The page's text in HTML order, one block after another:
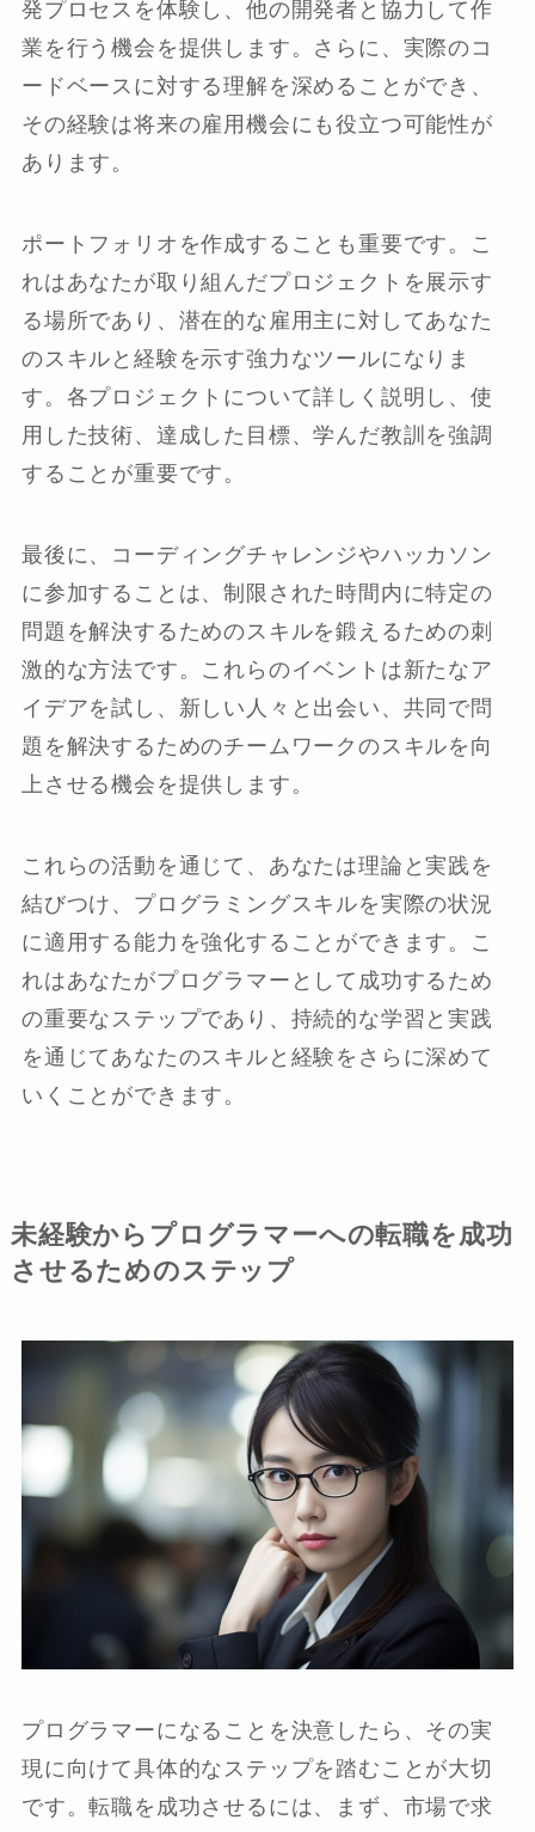
発プロセスを体験し、他の開発者と協力して作
業を行う機会を提供します。さらに、実際のコ
ードベースに対する理解を深めることができ、
その経験は将来の雇用機会にも役立つ可能性が
あります。
ポートフォリオを作成することも重要です。こ
れはあなたが取り組んだプロジェクトを展示す
る場所であり、潜在的な雇用主に対してあなた
のスキルと経験を示す強力なツールになりま
す。各プロジェクトについて詳しく説明し、使
用した技術、達成した目標、学んだ教訓を強調
することが重要です。
最後に、コーディングチャレンジやハッカソン
に参加することは、制限された時間内に特定の
問題を解決するためのスキルを鍛えるための刺
激的な方法です。これらのイベントは新たなア
イデアを試し、新しい人々と出会い、共同で問
題を解決するためのチームワークのスキルを向
上させる機会を提供します。
これらの活動を通じて、あなたは理論と実践を
結びつけ、プログラミングスキルを実際の状況
に適用する能力を強化することができます。こ
れはあなたがプログラマーとして成功するため
の重要なステップであり、持続的な学習と実践
を通じてあなたのスキルと経験をさらに深めて
いくことができます。
未経験からプログラマーへの転職を成功
させるためのステップ
プログラマーになることを決意したら、その実
現に向けて具体的なステップを踏むことが大切
です。転職を成功させるには、まず、市場で求